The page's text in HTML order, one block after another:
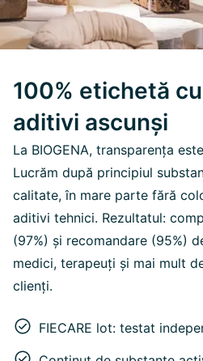
100% etichetă
aditivi ascunși
La BIOGENA, transparența
Lucrăm după principiul
calitate, în mare parte fără
aditivi tehnici. Rezultatul:
(97%) și recomandare (95%)
medici, terapeuți și mai mult
clienți.
FIECARE lot: testat